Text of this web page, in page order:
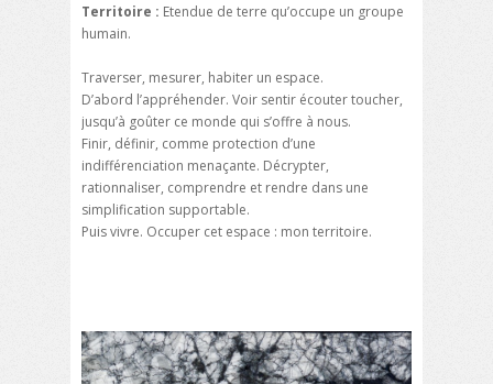
Territoire : Etendue de terre qu’occupe un groupe
humain.
Traverser, mesurer, habiter un espace.
D’abord l’appréhender. Voir sentir écouter toucher,
jusqu’à goûter ce monde qui s’offre à nous.
Finir, définir, comme protection d’une
indifférenciation menaçante. Décrypter,
rationnaliser, comprendre et rendre dans une
simplification supportable.
Puis vivre. Occuper cet espace : mon territoire.